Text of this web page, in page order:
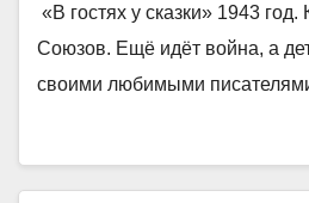
«В гостях у сказки» 1943
Союзов. Ещё идёт война, а
своими любимыми